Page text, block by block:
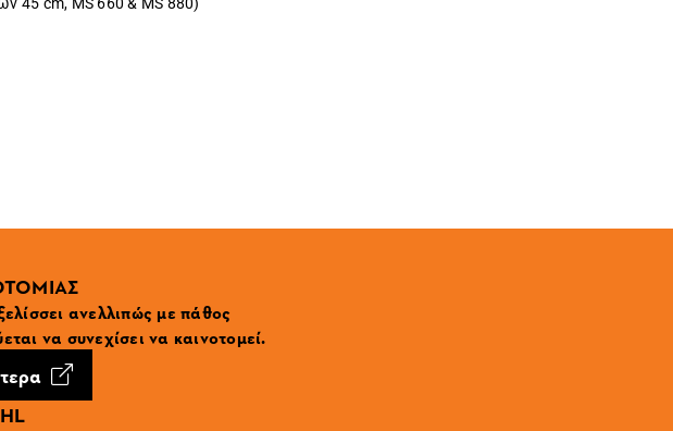
ανελλιπώς με πάθος
να συνεχίσει να καινοτομεί.